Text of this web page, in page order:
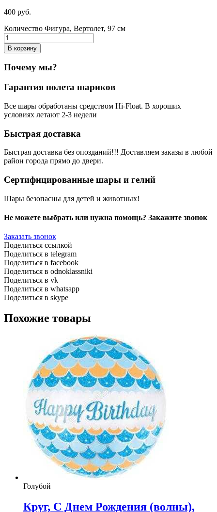
400 руб.
Количество Фигура, Вертолет, 97 см
В корзину
Почему мы?
Гарантия полета шариков
Все шары обработаны средством Hi-Float. В хороших
условиях летают 2-3 недели
Быстрая доставка
Быстрая доставка без опозданий!!! Доставляем заказы в любой
район города прямо до двери.
Сертифицированные шары и гелий
Шары безопасны для детей и животных!
Не можете выбрать или нужна помощь? Закажите звонок
Заказать звонок
Поделиться ссылкой
Поделиться в telegram
Поделиться в facebook
Поделиться в odnoklassniki
Поделиться в vk
Поделиться в whatsapp
Поделиться в skype
Похожие товары
Голубой
Круг, С Днем Рождения (волны),